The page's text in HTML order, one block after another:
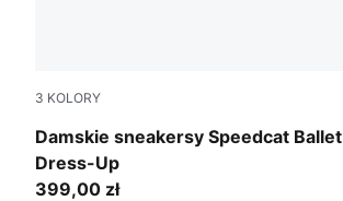
3 KOLORY
Damskie sneakersy Speedcat Ballet
Dress-Up
Garnet Glow-PUMA Black
399,00 zł